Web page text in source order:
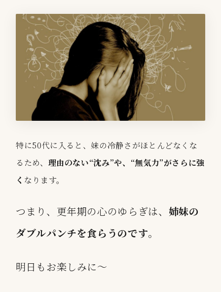
特に50代に入ると、妹の冷静さがほとんどなくな
るため、 理由のない“沈み”や、“無気力”がさらに強
く なります。
つまり、更年期の心のゆらぎは、 姉妹の
ダブルパンチを食らうのです。
明日もお楽しみに〜